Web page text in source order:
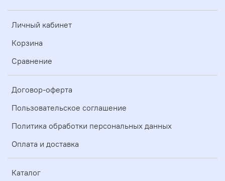
Личный кабинет
Корзина
Сравнение
Договор-оферта
Пользовательское соглашение
Политика обработки персональных данных
Оплата и доставка
Каталог